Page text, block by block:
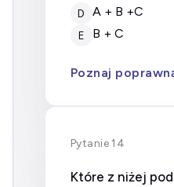
D A + B +C
E B + C
Poznaj
Pytanie 14
Które z niżej